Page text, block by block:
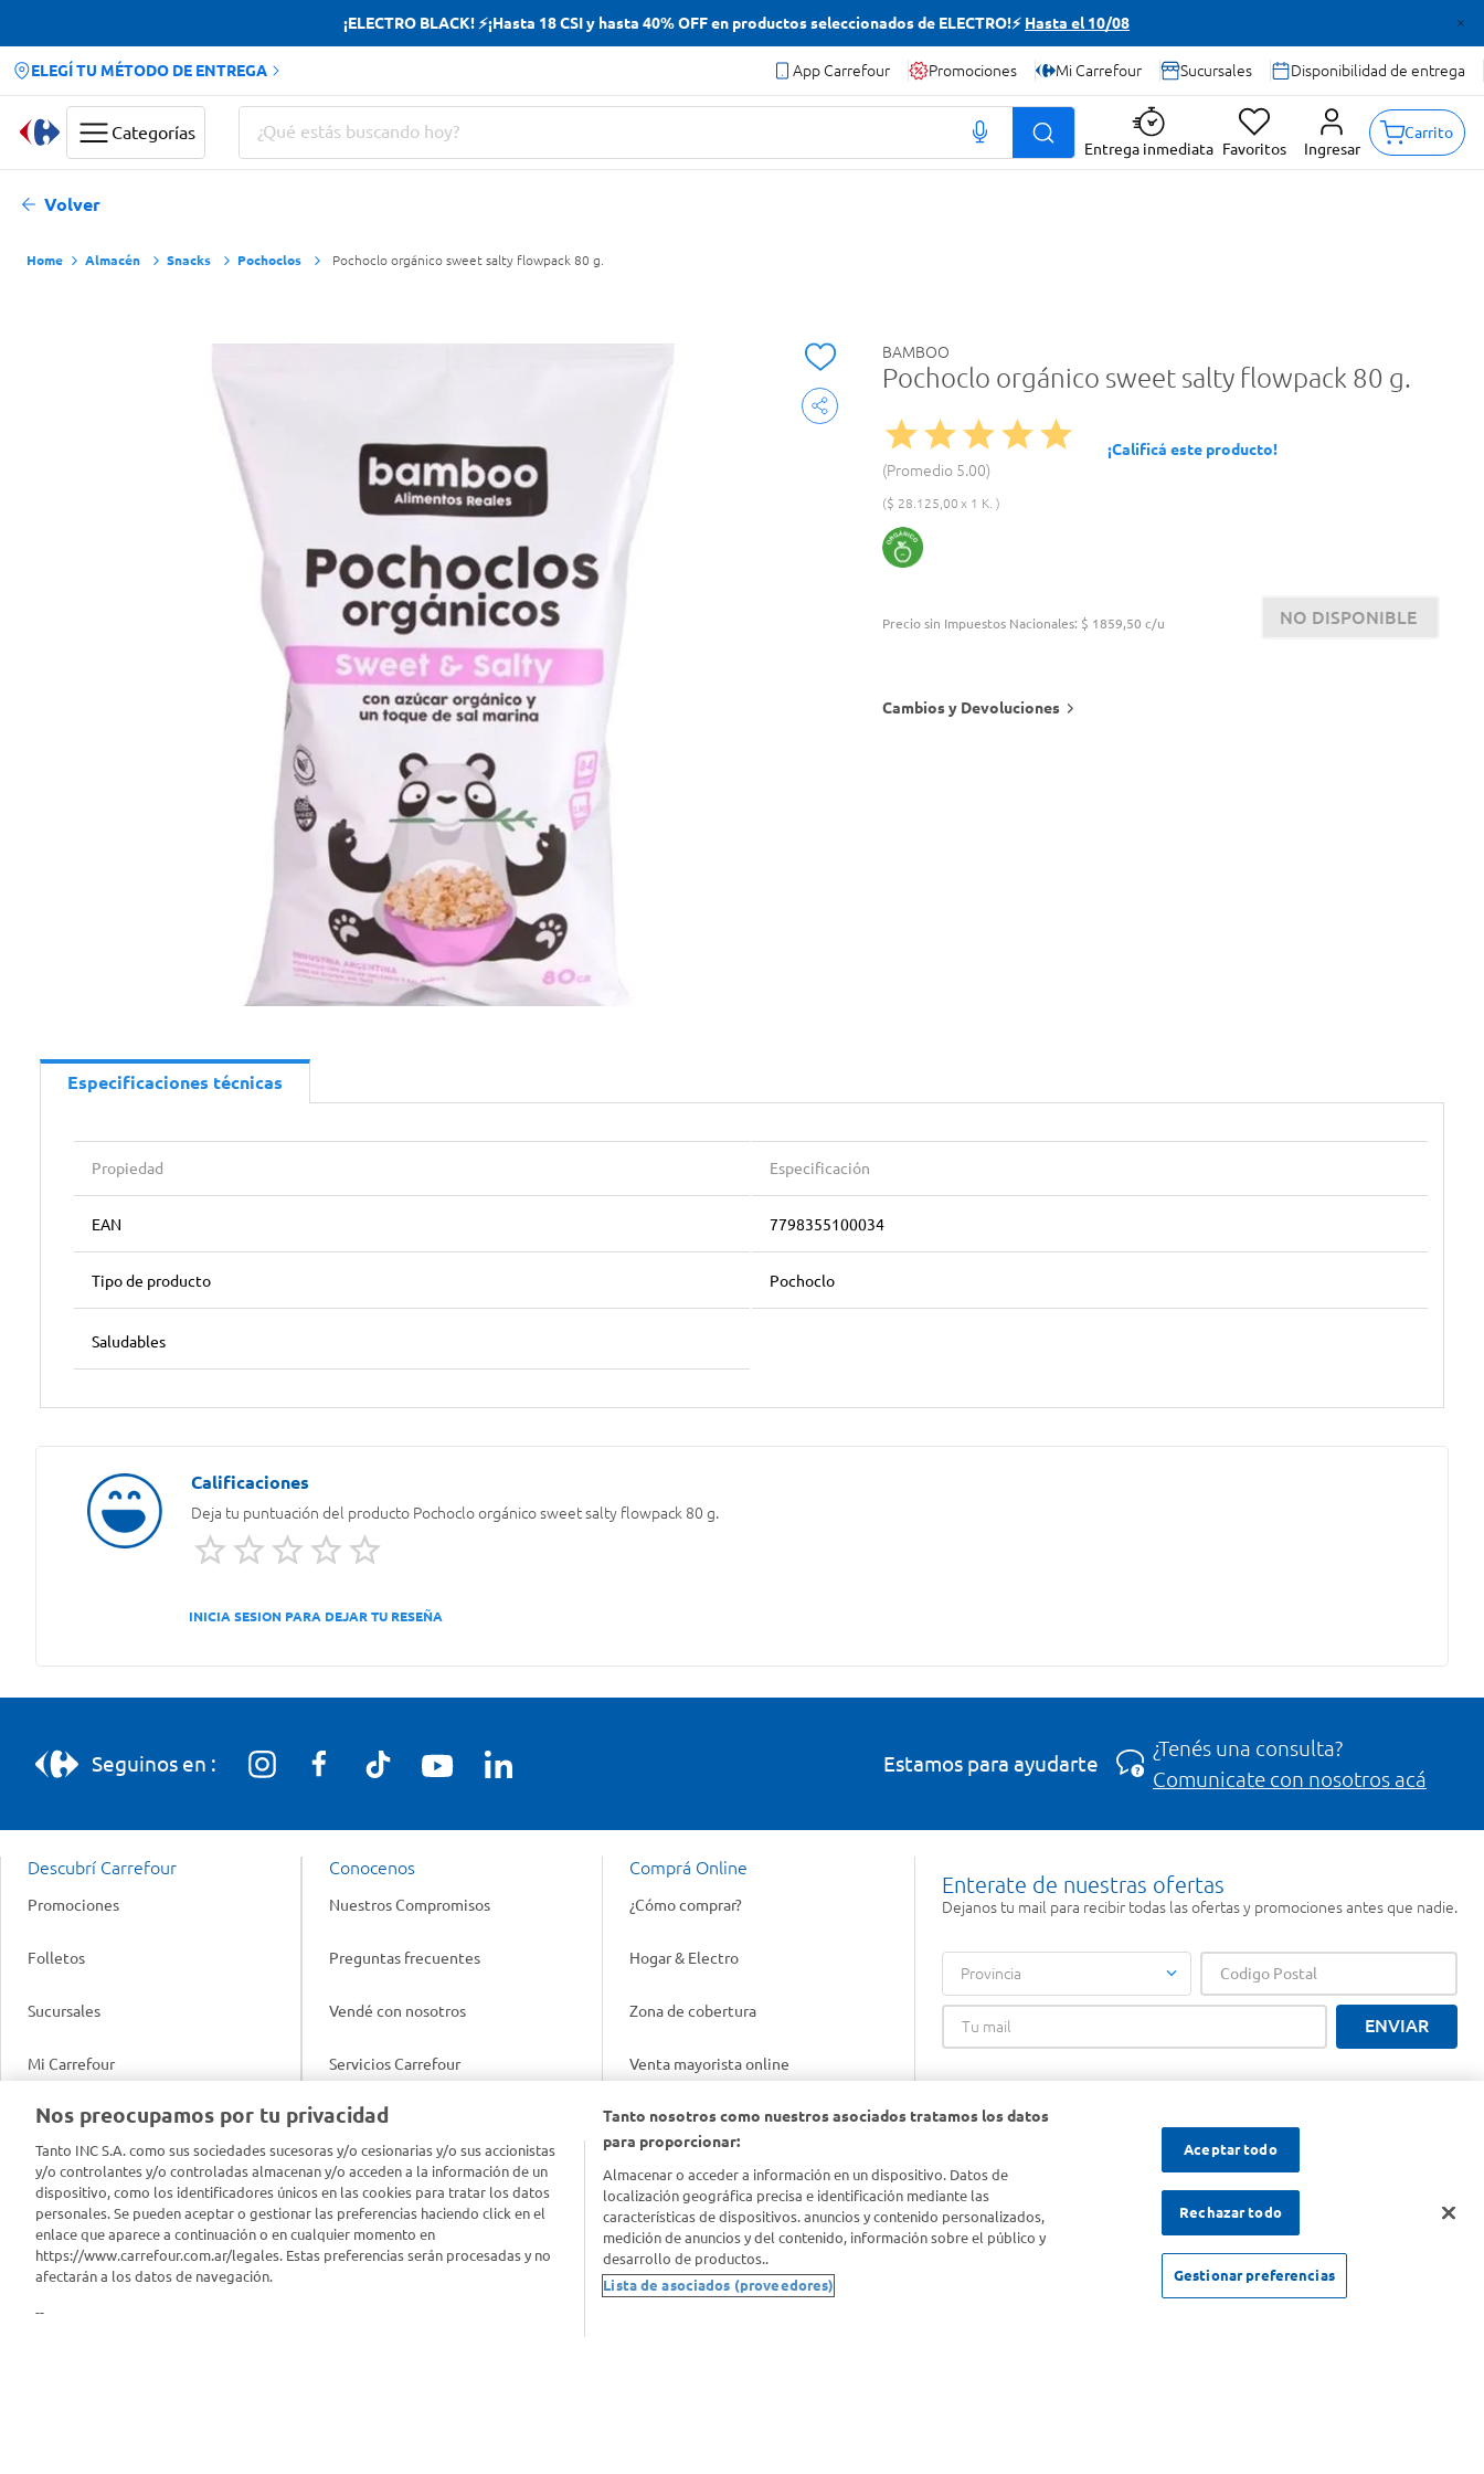
¡ELECTRO BLACK! ⚡¡Hasta 18 CSI y hasta 40% OFF en productos seleccionados de ELECTRO!⚡ Hasta el 10/08
ELEGÍ TU MÉTODO DE ENTREGA App Carrefour Promociones Mi Carrefour Sucursales Disponibilidad de entrega
Categorías
¿Qué estás buscando hoy?
Entrega inmediata Favoritos Ingresar
Carrito
Volver
Almacén Snacks Pochoclos Pochoclo orgánico sweet salty flowpack 80 g.
BAMBOO
Pochoclo orgánico sweet salty flowpack 80 g.
Promedio 5.00
¡Calificá este producto!
$ 28.125,00 1 K.
Precio sin Impuestos Nacionales: $ 1859,50 c/u NO DISPONIBLE
Cambios y Devoluciones
Especificaciones técnicas
Propiedad Especificación
EAN 7798355100034
Tipo de producto Pochoclo
Saludables
Deja tu puntuación del producto Pochoclo orgánico sweet salty flowpack 80 g.
INICIA SESION PARA DEJAR TU RESEÑA
Seguinos en : Estamos para ayudarte
¿Tenés una consulta?
Comunicate con nosotros acá
Descubrí Carrefour
Promociones
Folletos
Sucursales
Mi Carrefour
Productos Carrefour
Tarjeta Mi Carrefour
Panel Carrefour
Puntos Verdes
Conocenos
Nuestros Compromisos
Preguntas frecuentes
Vendé con nosotros
Servicios Carrefour
Info útil
Tasas de interés
Contacto
Comprá Online
¿Cómo comprar?
Hogar & Electro
Zona de cobertura
Venta mayorista online
Gift cards empresariales
Enterate de nuestras ofertas
Dejanos tu mail para recibir todas las ofertas y promociones antes que nadie.
Provincia
ENVIAR
Nos preocupamos por tu privacidad
Tanto INC S.A. como sus sociedades sucesoras y/o cesionarias y/o sus accionistas
y/o controlantes y/o controladas almacenan y/o acceden a la información de un
dispositivo, como los identificadores únicos en las cookies para tratar los datos
personales. Se pueden aceptar o gestionar las preferencias haciendo click en el
enlace que aparece a continuación o en cualquier momento en
https://www.carrefour.com.ar/legales. Estas preferencias serán procesadas y no
afectarán a los datos de navegación.
--
Tanto nosotros como nuestros asociados tratamos los datos
para proporcionar:
Almacenar o acceder a información en un dispositivo. Datos de
localización geográfica precisa e identificación mediante las
características de dispositivos. anuncios y contenido personalizados,
medición de anuncios y del contenido, información sobre el público y
desarrollo de productos..
Lista de asociados (proveedores)
Aceptar todo
Rechazar todo
Gestionar preferencias
Términos más buscados